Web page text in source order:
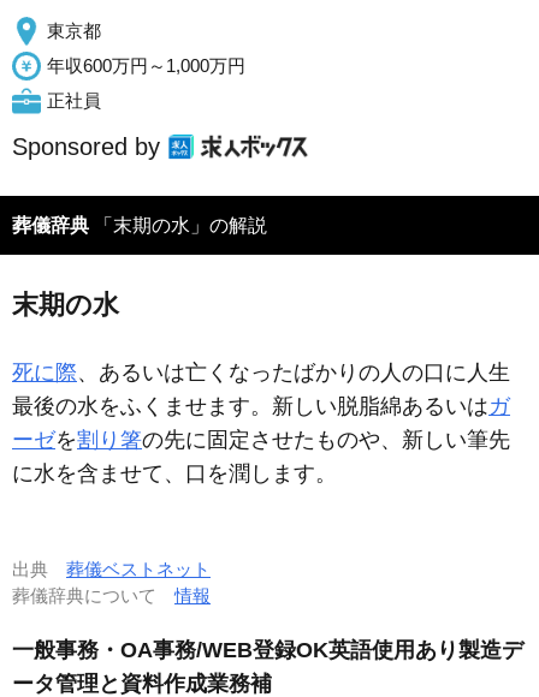
東京都
年収600万円～1,000万円
正社員
Sponsored by
葬儀辞典 「末期の水」の解説
末期の水
死に際、あるいは亡くなったばかりの人の口に人生
最後の水をふくませます。新しい脱脂綿あるいはガ
ーゼを割り箸の先に固定させたものや、新しい筆先
に水を含ませて、口を潤します。
出典 葬儀ベストネット
葬儀辞典について情報
一般事務・OA事務/WEB登録OK英語使用あり製造デ
ータ管理と資料作成業務補